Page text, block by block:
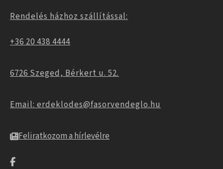
Rendelés házhoz szállítással:
+36 20 438 4444
6726 Szeged, Bérkert u. 52.
Email: erdeklodes@fasorvendeglo.hu
Feliratkozom a hírlevélre